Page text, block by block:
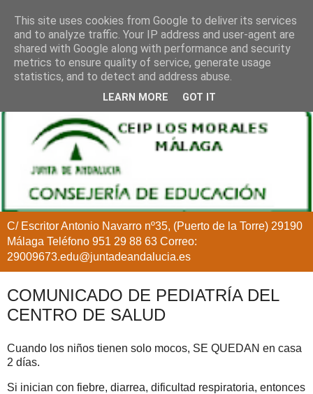
C/ Escritor Antonio Navarro nº35, (Puerto de la Torre) 29190
Málaga Teléfono 951 29 88 63 Correo:
29009673.edu@juntadeandalucia.es
COMUNICADO DE PEDIATRÍA DEL
CENTRO DE SALUD
Cuando los niños tienen solo mocos, SE QUEDAN en casa
2 días.
Si inician con fiebre, diarrea, dificultad respiratoria, entonces
This site uses cookies from Google to deliver its services
and to analyze traffic. Your IP address and user-agent are
shared with Google along with performance and security
metrics to ensure quality of service, generate usage
statistics, and to detect and address abuse.
LEARN MORE GOT IT